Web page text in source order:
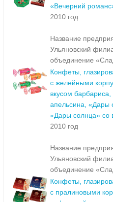
«Вечерний
2010 год
Название
Ульяновский
объединение
Конфеты,
с желейными
вкусом
апельсина, «Дары
«Дары солнца» со
2010 год
Название
Ульяновский
объединение
Конфеты,
с пралиновыми